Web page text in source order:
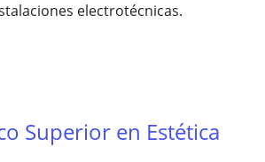
electrotécnicas.
Superior en Estética